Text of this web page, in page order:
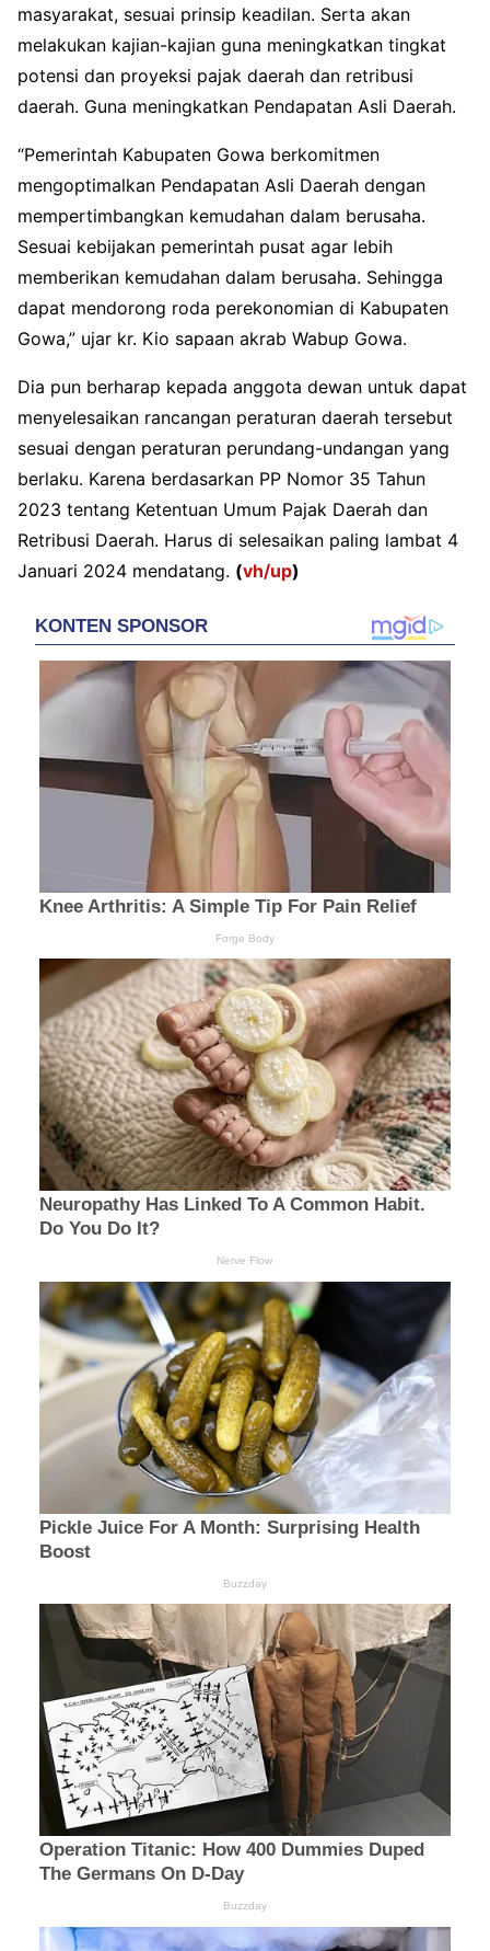
masyarakat, sesuai prinsip keadilan. Serta akan
melakukan kajian-kajian guna meningkatkan tingkat
potensi dan proyeksi pajak daerah dan retribusi
daerah. Guna meningkatkan Pendapatan Asli Daerah.
“Pemerintah Kabupaten Gowa berkomitmen
mengoptimalkan Pendapatan Asli Daerah dengan
mempertimbangkan kemudahan dalam berusaha.
Sesuai kebijakan pemerintah pusat agar lebih
memberikan kemudahan dalam berusaha. Sehingga
dapat mendorong roda perekonomian di Kabupaten
Gowa,” ujar kr. Kio sapaan akrab Wabup Gowa.
Dia pun berharap kepada anggota dewan untuk dapat
menyelesaikan rancangan peraturan daerah tersebut
sesuai dengan peraturan perundang-undangan yang
berlaku. Karena berdasarkan PP Nomor 35 Tahun
2023 tentang Ketentuan Umum Pajak Daerah dan
Retribusi Daerah. Harus di selesaikan paling lambat 4
Januari 2024 mendatang. (vh/up)